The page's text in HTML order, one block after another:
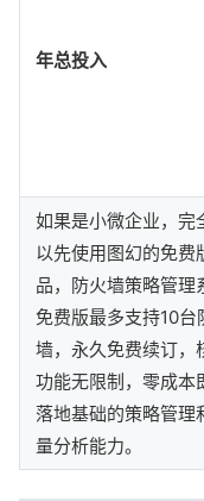
年总投入
如果是小微企业，完
以先使用图幻的免费
品，防火墙策略管理
免费版最多支持10台
墙，永久免费续订，
功能无限制，零成本
落地基础的策略管理
量分析能力。